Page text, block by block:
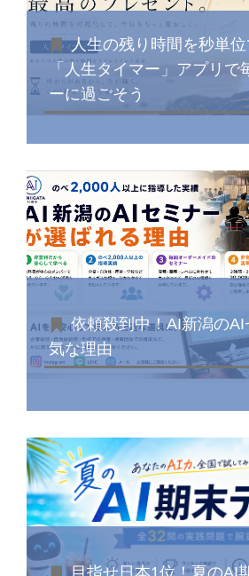
人生の残り時間を秒単位
「人生タイマー」アプリで
ーに過ごそう
依頼殺到中！AI新潟のAI
気な理由
目指せ日本1位！夏のAI